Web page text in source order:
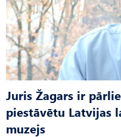
Juris Žagars ir
piestāvētu Latvijas
muzejs